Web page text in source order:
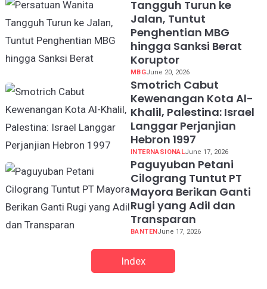
Tangguh Turun ke
Jalan, Tuntut
Penghentian MBG
hingga Sanksi Berat
Koruptor
MBGJune 20, 2026
Smotrich Cabut
Kewenangan Kota Al-
Khalil, Palestina: Israel
Langgar Perjanjian
Hebron 1997
INTERNASIONALJune 17, 2026
Paguyuban Petani
Cilograng Tuntut PT
Mayora Berikan Ganti
Rugi yang Adil dan
Transparan
BANTENJune 17, 2026
Index